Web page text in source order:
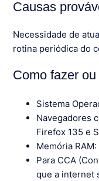
Causas
Necessidade de
rotina periódica do
Como fazer
Sistema
Navegadores
Firefox 135 e
Memória RAM:
Para CCA
que a internet